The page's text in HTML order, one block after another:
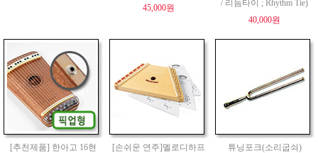
45,000원
/ 리듬타이 ; Rhythm Tie)
40,000원
[추천제품] 한아고 16현
[손쉬운 연주]멜로디하프
튜닝포크(소리굽쇠)